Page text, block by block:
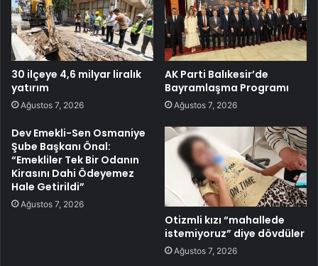
30 ilçeye 4,6 milyar liralık
yatırım
Ağustos 7, 2026
AK Parti Balıkesir’de
Bayramlaşma Programı
Ağustos 7, 2026
Dev Emekli-Sen Osmaniye
Şube Başkanı Önal:
“Emekliler Tek Bir Odanın
Kirasını Dahi Ödeyemez
Hale Getirildi”
Ağustos 7, 2026
Otizmli kızı “mahallede
istemiyoruz” diye dövdüler
Ağustos 7, 2026